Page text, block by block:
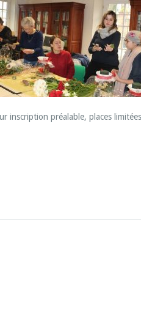
r
t
f
o
r
a
l
inscription préalable, places